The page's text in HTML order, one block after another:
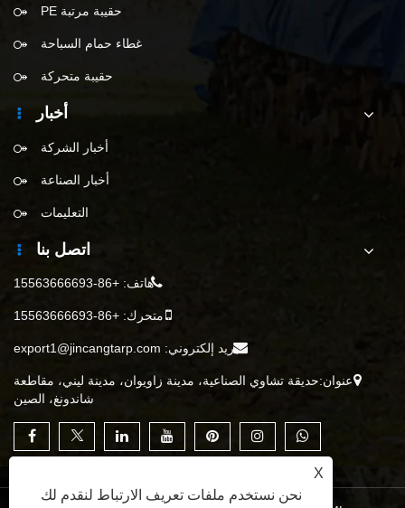
حقيبة مرتبة PE
غطاء حمام السباحة
حقيبة متحركة
أخبار
أخبار الشركة
أخبار الصناعة
التعليمات
اتصل بنا
هاتف: +86-15563666693
متحرك: +86-15563666693
بريد إلكتروني: export1@jincangtarp.com
عنوان:حديقة تشاوي الصناعية، مدينة زاويوان، مدينة ليني، مقاطعة
شاندونغ، الصين
X
نحن نستخدم ملفات تعريف الارتباط لنقدم لك